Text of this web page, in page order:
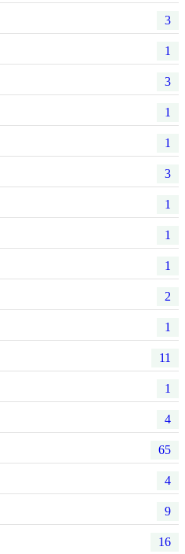
3
1
3
1
1
3
1
1
1
2
1
11
1
4
65
4
9
16